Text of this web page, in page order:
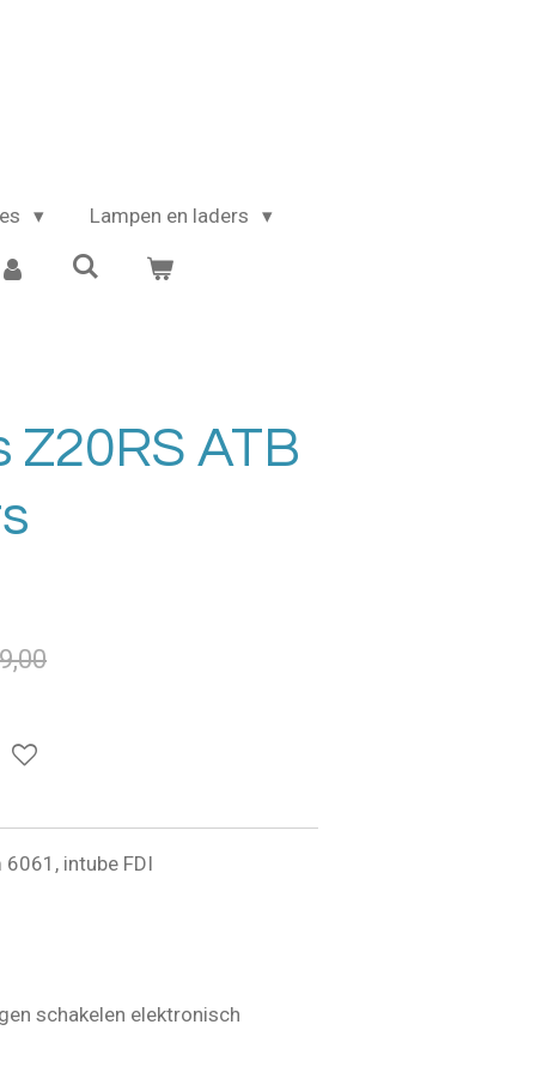
Lampen en laders
ATB
intube FDI
schakelen elektronisch